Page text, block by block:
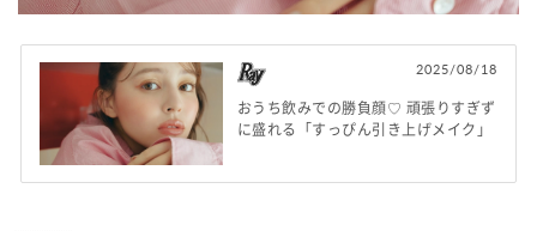
2025/08/18
おうち飲みでの勝負顔♡ 頑張りすぎず
に盛れる「すっぴん引き上げメイク」